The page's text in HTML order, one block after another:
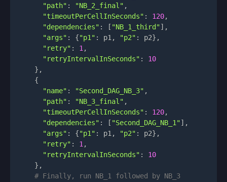
"path" : "NB_2_final" ,
"timeoutPerCellInSeconds" : 120,
"dependencies" : [ "NB_1_third"] ,
"args" : {"p1" : p1 , "p2" : p2} ,
"retry" : 1 ,
"retryIntervalInSeconds" :
10
} ,
{
"name" : "Second_DAG_NB_3" ,
"path" : "NB_3_final" ,
"timeoutPerCellInSeconds" : 120,
"dependencies" : [ "Second_DAG_NB_1"] ,
"args" : {"p1" : p1 , "p2" : p2} ,
"retry" : 1 ,
"retryIntervalInSeconds" :
10
} ,
# Finally, run NB_1 followed by NB_3